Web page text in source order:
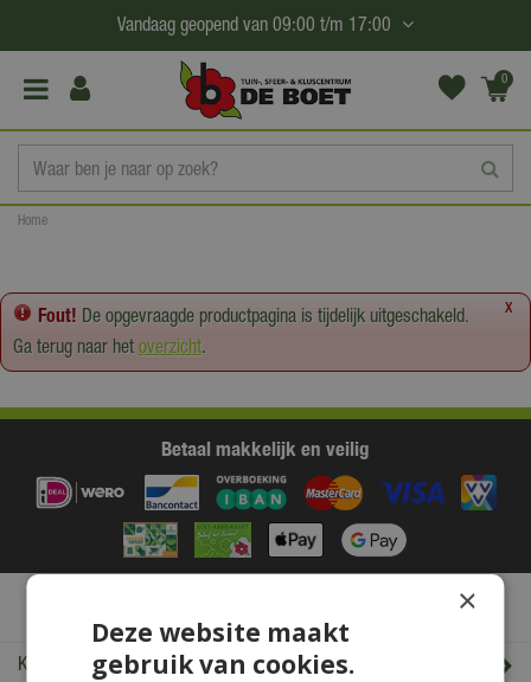
a
Home
Vandaag geopend van 09:00 t/m 17:00
0
(€0,
x
Fout! De opgevraagde productpagina is tijdelijk uitgeschakeld.
Ga terug naar hetoverzicht.
Betaal makkelijk en veilig
Klantenservice
×
Deze website maakt
gebruik van cookies.